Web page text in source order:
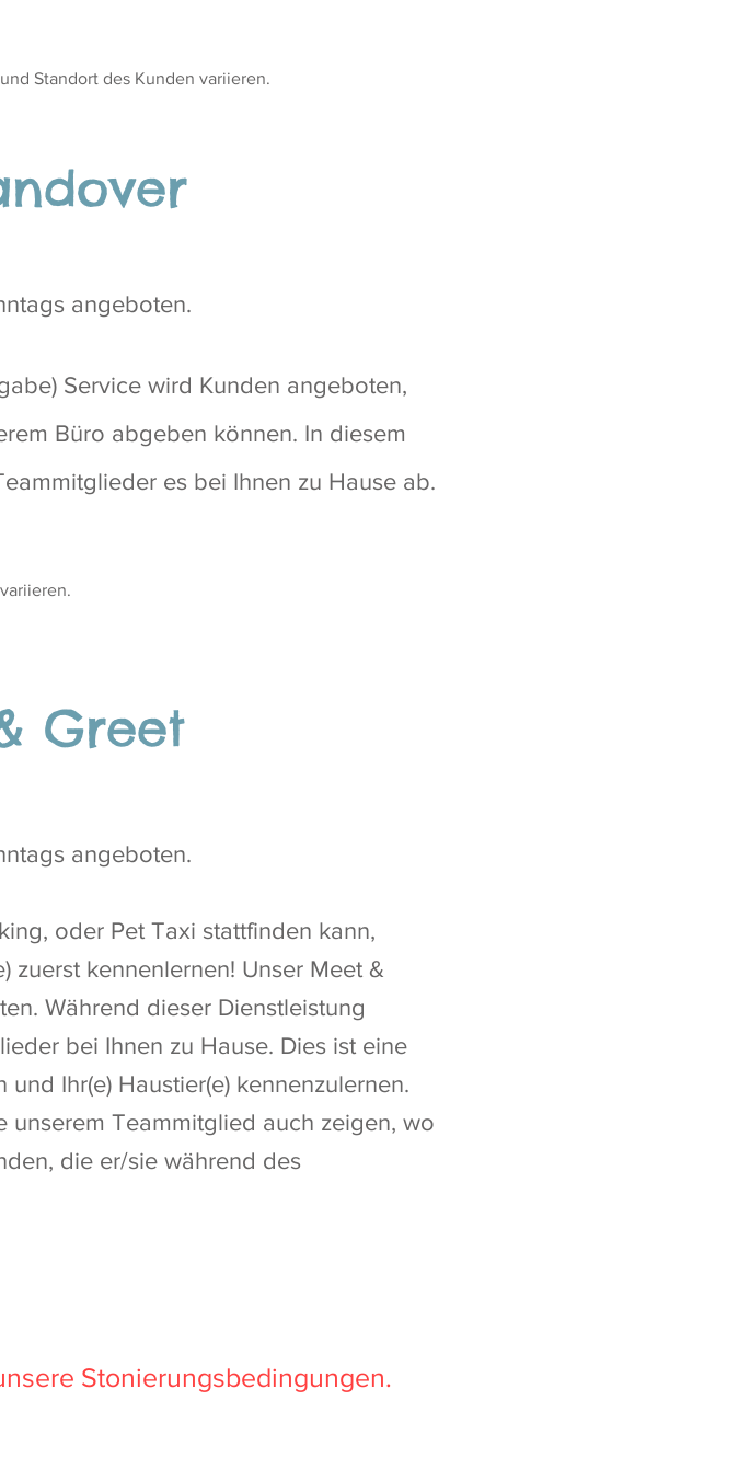
Standort des Kunden variieren.
angeboten.
Service wird Kunden angeboten,
Büro abgeben können. In diesem
es bei Ihnen zu Hause ab.
Greet
angeboten.
oder Pet Taxi stattfinden kann,
zuerst kennenlernen! Unser Meet &
Während dieser Dienstleistung
bei Ihnen zu Hause. Dies ist eine
Ihr(e) Haustier(e) kennenzulernen.
unserem Teammitglied auch zeigen, wo
die er/sie während des
Stonierungsbedingungen.